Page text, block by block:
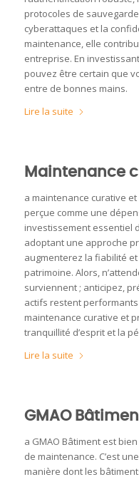
protocoles de
cyberattaques et la
maintenance, elle
entreprise. En
pouvez être certain que
entre de bonnes mains.
Lire la suite
Maintenance
a maintenance curative
perçue comme une
investissement essentiel
adoptant une approche
augmenterez la fiabilité
patrimoine. Alors,
surviennent ; anticipez,
actifs restent
maintenance curative et
tranquillité d’esprit et la
Lire la suite
GMAO
a GMAO Bâtiment est
de maintenance. C’est
manière dont les